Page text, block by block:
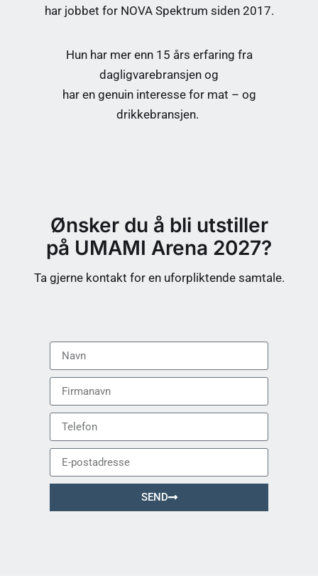
har jobbet for NOVA Spektrum siden 2017.
Hun har mer enn 15 års erfaring fra
dagligvarebransjen og
har en genuin interesse for mat – og
drikkebransjen.
Ønsker du å bli utstiller
på UMAMI Arena 2027?
Ta gjerne kontakt for en uforpliktende samtale.
SEND